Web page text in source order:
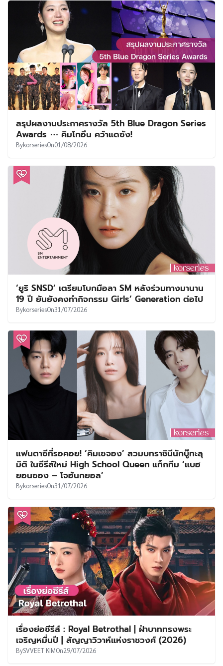
สรุปผลงานประกาศรางวัล 5th Blue Dragon Series
Awards ⋯ คิมโกอึน คว้าแดซัง!
BykorseriesOn01/08/2026
‘ยูริ SNSD’ เตรียมโบกมือลา SM หลังร่วมทางมานาน
19 ปี ยันยังคงทำกิจกรรม Girls’ Generation ต่อไป
BykorseriesOn31/07/2026
แฟนตาซีที่รอคอย! ‘คิมเซจอง’ สวมบทราชินีนักบู๊ทะลุ
มิติ ในซีรีส์ใหม่ High School Queen แท็กทีม ‘แบฮ
ยอนซอง – โจฮันกยอล’
BykorseriesOn31/07/2026
เรื่องย่อซีรีส์ : Royal Betrothal | ฝ่าบาททรงพระ
เจริญหมื่นปี | สัญญาวิวาห์แห่งราชวงศ์ (2026)
BySVVEET KIMOn29/07/2026